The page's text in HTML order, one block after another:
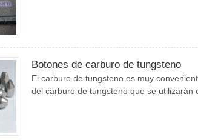
Botones de carburo de tungsteno
El carburo de tungsteno es muy
del carburo de tungsteno que se utilizarán